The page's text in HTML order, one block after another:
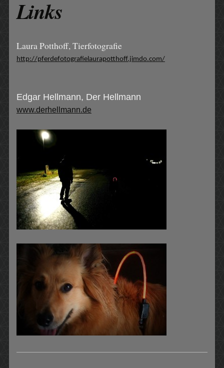
Links
Laura Potthoff, Tierfotografie
http://pferdefotografielaurapotthoff.jimdo.com/
Edgar Hellmann, Der Hellmann
www.derhellmann.de